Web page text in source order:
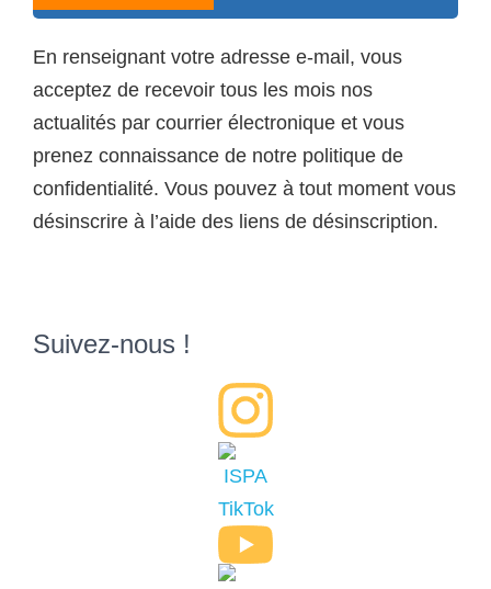
En renseignant votre adresse e-mail, vous
acceptez de recevoir tous les mois nos
actualités par courrier électronique et vous
prenez connaissance de notre politique de
confidentialité. Vous pouvez à tout moment vous
désinscrire à l’aide des liens de désinscription.
Suivez-nous !